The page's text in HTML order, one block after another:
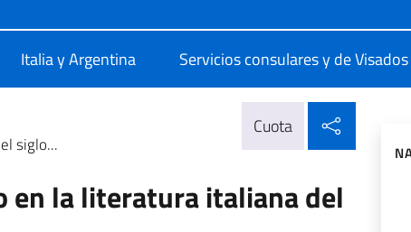
Italia y Argentina Servicios consulares y de Visados
siglo...
Cuota
en la literatura italiana del